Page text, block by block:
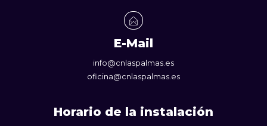
E-Mail
info@cnlaspalmas.es
oficina@cnlaspalmas.es
Horario de la instalación